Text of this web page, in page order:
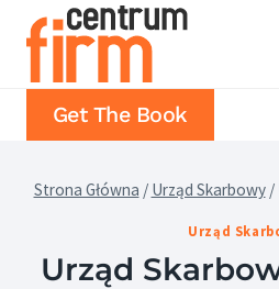
Przejdź
Get The Book
Strona Główna / Urząd Skarbowy /
Urząd
Urząd